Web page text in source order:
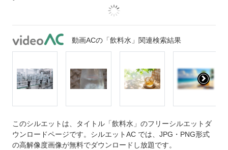
動画ACの「飲料水」関連検索結果
このシルエットは、タイトル「飲料水」のフリーシルエットダ
ウンロードページです。シルエットAC では、JPG・PNG形式
の高解像度画像が無料でダウンロードし放題です。